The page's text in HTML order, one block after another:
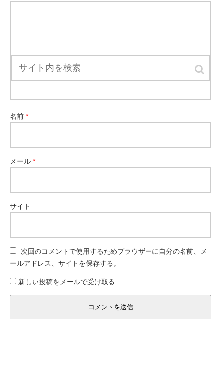
名前 *
メール *
サイト
次回のコメントで使用するためブラウザーに自分の名前、メ
ールアドレス、サイトを保存する。
新しい投稿をメールで受け取る